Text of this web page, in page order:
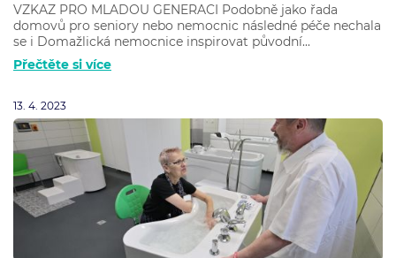
VZKAZ PRO MLADOU GENERACI Podobně jako řada
domovů pro seniory nebo nemocnic následné péče nechala
se i Domažlická nemocnice inspirovat původní...
Přečtěte si více
13. 4. 2023